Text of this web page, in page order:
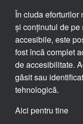
În ciuda eforturilor
și conținutul de
accesibile, este
fost încă complet
de accesibilitate.
găsit sau
tehnologică.
Aici pentru tine